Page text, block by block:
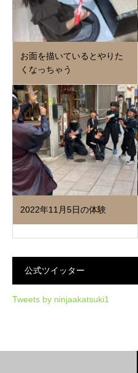
お面を描いているとやりた
くなっちゃう
2022年11月5日の体験
公式ツイッター
Tweets by ninjaakatsuki1